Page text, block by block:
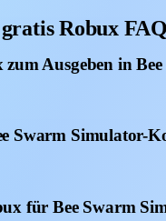
Robux FAQ
Ausgeben in
Swarm Simulator-
für Bee Swarm